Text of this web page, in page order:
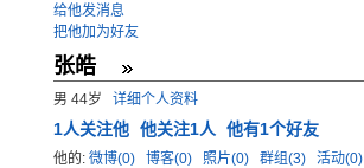
给他发消息
把他加为好友
张皓
男 44岁 详细个人资料
1人关注他 他关注1人 他有1个好友
他的: 微博(0) 博客(0) 照片(0) 群组(3) 活动(0)